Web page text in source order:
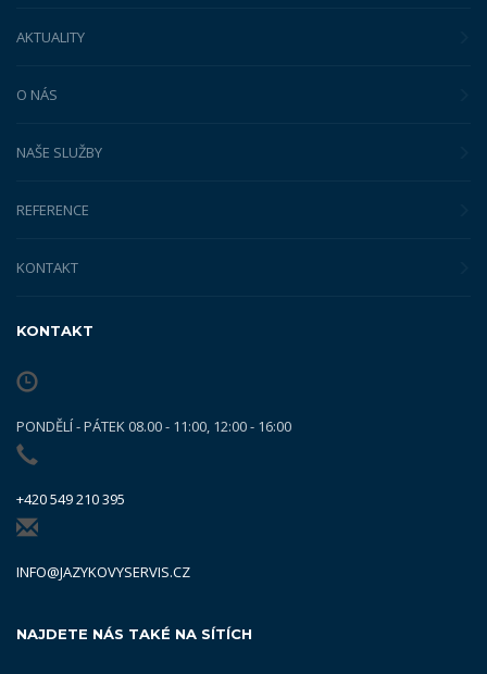
AKTUALITY
O NÁS
NAŠE SLUŽBY
REFERENCE
KONTAKT
KONTAKT
PONDĚLÍ - PÁTEK 08.00 - 11:00, 12:00 - 16:00
+420 549 210 395
INFO@JAZYKOVYSERVIS.CZ
NAJDETE NÁS TAKÉ NA SÍTÍCH